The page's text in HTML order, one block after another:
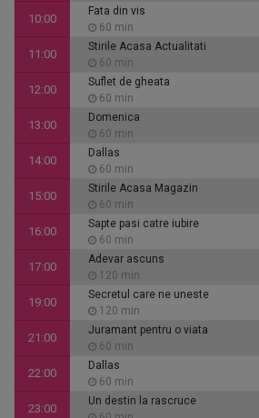
10:00
Fata din vis
60 min
11:00
Stirile Acasa Actualitati
60 min
12:00
Suflet de gheata
60 min
13:00
Domenica
60 min
14:00
Dallas
60 min
15:00
Stirile Acasa Magazin
60 min
16:00
Sapte pasi catre iubire
60 min
17:00
Adevar ascuns
120 min
19:00
Secretul care ne uneste
120 min
21:00
Juramant pentru o viata
60 min
22:00
Dallas
60 min
23:00
Un destin la rascruce